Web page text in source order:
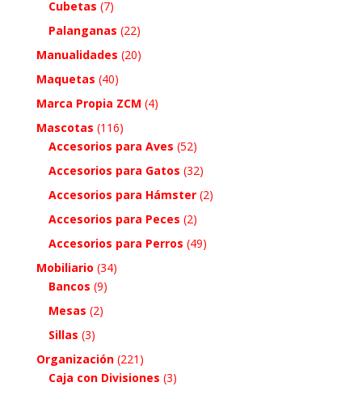
Cubetas (7)
Palanganas (22)
Manualidades (20)
Maquetas (40)
Marca Propia ZCM (4)
Mascotas (116)
Accesorios para Aves (52)
Accesorios para Gatos (32)
Accesorios para Hámster (2)
Accesorios para Peces (2)
Accesorios para Perros (49)
Mobiliario (34)
Bancos (9)
Mesas (2)
Sillas (3)
Organización (221)
Caja con Divisiones (3)